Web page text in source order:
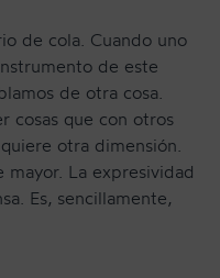
de cola. Cuando uno
de este
de otra cosa.
cosas que con otros
otra dimensión.
La expresividad
Es, sencillamente,